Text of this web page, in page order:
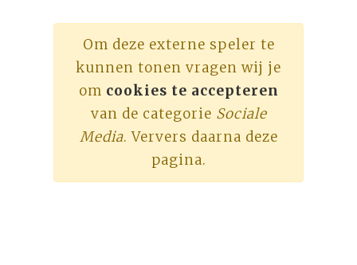
Om deze externe speler te
kunnen tonen vragen wij je
om cookies te accepteren
van de categorie Sociale
Media. Ververs daarna deze
pagina.